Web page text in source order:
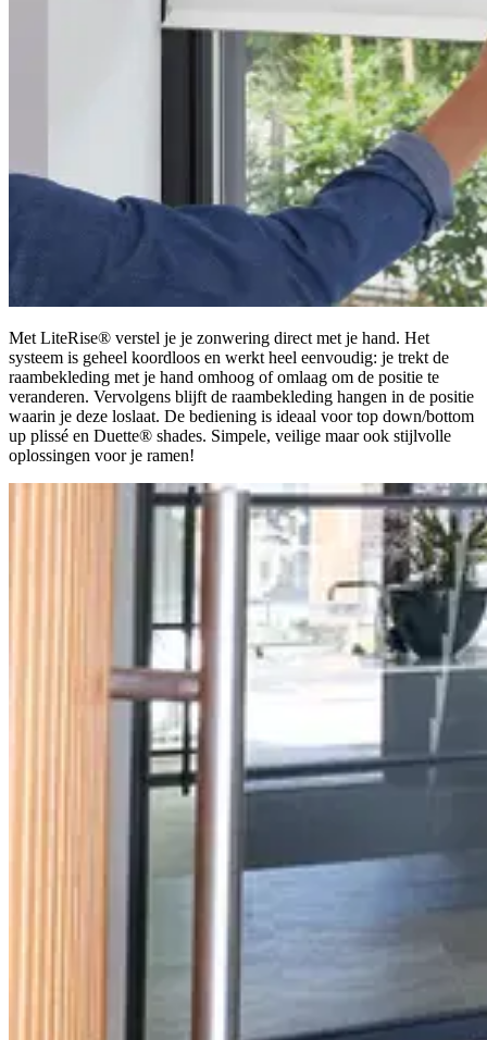
Met LiteRise® verstel je je zonwering direct met je hand. Het
systeem is geheel koordloos en werkt heel eenvoudig: je trekt de
raambekleding met je hand omhoog of omlaag om de positie te
veranderen. Vervolgens blijft de raambekleding hangen in de positie
waarin je deze loslaat. De bediening is ideaal voor top down/bottom
up plissé en Duette® shades. Simpele, veilige maar ook stijlvolle
oplossingen voor je ramen!